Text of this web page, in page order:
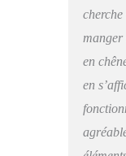
cherche
manger
en
en